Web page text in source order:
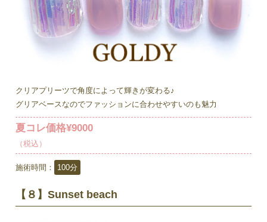
クリアプリーツで角度によって輝きが変わる♪
グリアベースなのでファッションに合わせやすいのも魅力
夏コレ価格¥9000
（税込）
施術時間： 100分
【８】Sunset beach